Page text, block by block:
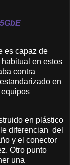
5GbE
es capaz de
en estos
contra
en
en plástico
diferencian del
y el conector
Otro punto
una